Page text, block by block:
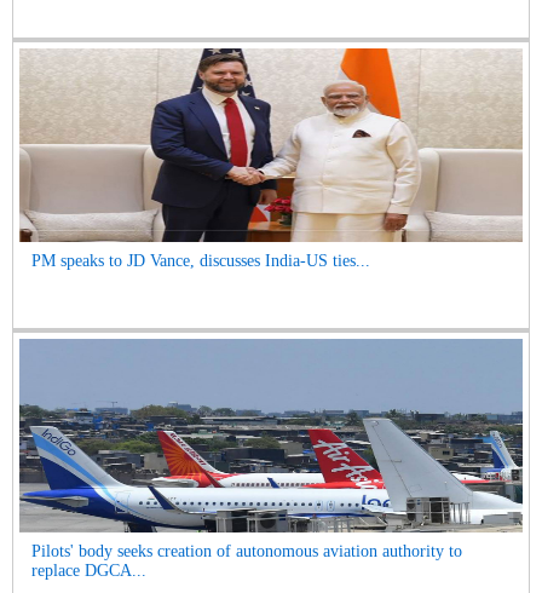
PM speaks to JD Vance, discusses India-US ties...
Pilots' body seeks creation of autonomous aviation authority to
replace DGCA...